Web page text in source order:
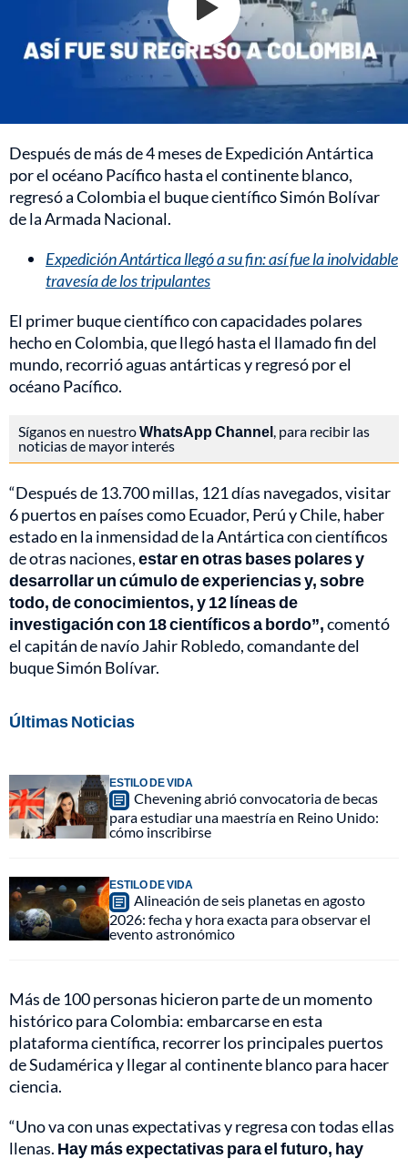
Después de más de 4 meses de Expedición Antártica
por el océano Pacífico hasta el continente blanco,
regresó a Colombia el buque científico Simón Bolívar
de la Armada Nacional.
Expedición Antártica llegó a su fin: así fue la inolvidable
travesía de los tripulantes
El primer buque científico con capacidades polares
hecho en Colombia, que llegó hasta el llamado fin del
mundo, recorrió aguas antárticas y regresó por el
océano Pacífico.
Síganos en nuestroWhatsApp Channel , para recibir las
noticias de mayor interés
“Después de 13.700 millas, 121 días navegados, visitar
6 puertos en países como Ecuador, Perú y Chile, haber
estado en la inmensidad de la Antártica con científicos
de otras naciones,estar en otras bases polares y
desarrollar un cúmulo de experiencias y, sobre
todo, de conocimientos, y 12 líneas de
investigación con 18 científicos a bordo”,comentó
el capitán de navío Jahir Robledo, comandante del
buque Simón Bolívar.
Últimas Noticias
ESTILO DE VIDA
Chevening abrió convocatoria de becas
para estudiar una maestría en Reino Unido:
cómo inscribirse
ESTILO DE VIDA
Alineación de seis planetas en agosto
2026: fecha y hora exacta para observar el
evento astronómico
Más de 100 personas hicieron parte de un momento
histórico para Colombia: embarcarse en esta
plataforma científica, recorrer los principales puertos
de Sudamérica y llegar al continente blanco para hacer
ciencia.
“Uno va con unas expectativas y regresa con todas ellas
llenas. Hay más expectativas para el futuro, hay